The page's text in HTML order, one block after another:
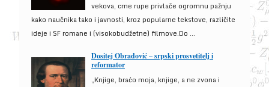
vekova, crne rupe privlače ogromnu pažnju
kako naučnika tako i javnosti, kroz popularne tekstove, različite
ideje i SF romane i (visokobudžetne) filmove.Do ...
Dositej Obradović – srpski prosvetitelj i
reformator
„Knjige, braćo moja, knjige, a ne zvona i